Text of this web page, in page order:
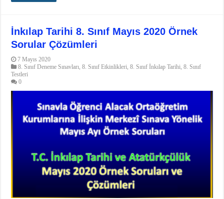
İnkılap Tarihi 8. Sınıf Mayıs 2020 Örnek
Sorular Çözümleri
7 Mayıs 2020
8. Sınıf Deneme Sınavları,8. Sınıf Etkinlikleri,8. Sınıf İnkılap Tarihi,8. Sınıf
Testleri
0